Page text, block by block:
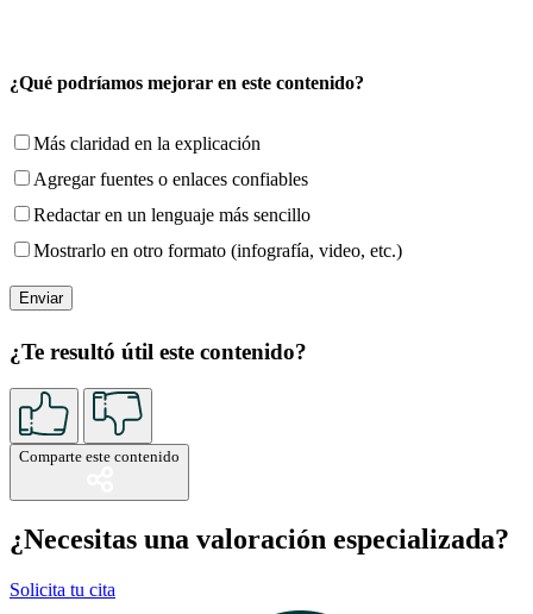
¿Qué podríamos mejorar en este contenido?
Más claridad en la explicación
Agregar fuentes o enlaces confiables
Redactar en un lenguaje más sencillo
Mostrarlo en otro formato (infografía, video, etc.)
¿Te resultó útil este contenido?
Comparte este contenido
¿Necesitas una valoración especializada?
Solicita tu cita